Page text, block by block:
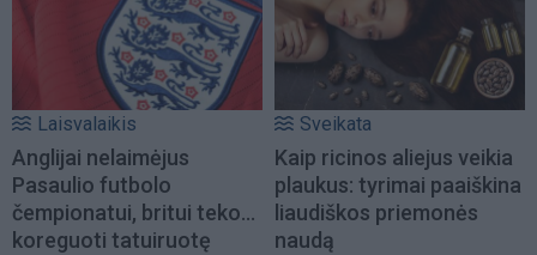
Laisvalaikis
Anglijai nelaimėjus
Pasaulio futbolo
čempionatui, britui teko...
koreguoti tatuiruotę
Sveikata
Kaip ricinos aliejus veikia
plaukus: tyrimai paaiškina
liaudiškos priemonės
naudą